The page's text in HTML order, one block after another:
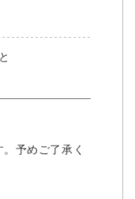
予めご了承く